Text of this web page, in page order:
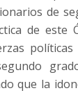
de
de este
políticas
que la